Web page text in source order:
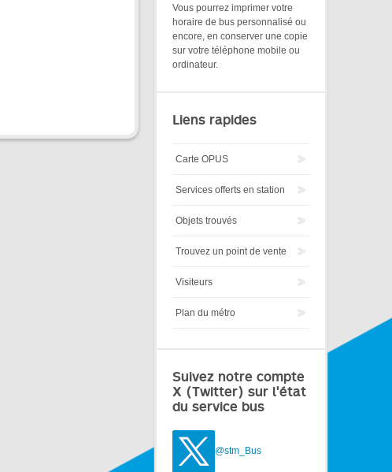
Vous pourrez imprimer votre
horaire de bus personnalisé ou
encore, en conserver une copie
sur votre téléphone mobile ou
ordinateur.
Liens rapides
Carte OPUS
Services offerts en station
Objets trouvés
Trouvez un point de vente
Visiteurs
Plan du métro
Suivez notre compte
X (Twitter) sur l'état
du service bus
@stm_Bus